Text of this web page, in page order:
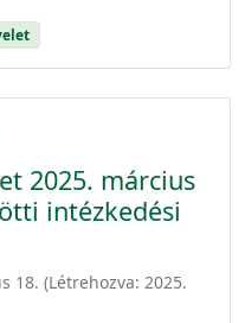
2025. március
intézkedési
18. (Létrehozva: 2025.